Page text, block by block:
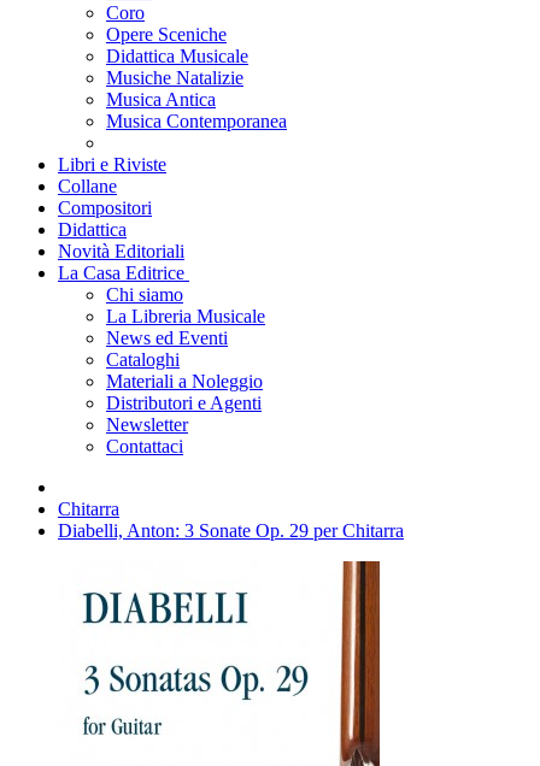
Coro
Opere Sceniche
Didattica Musicale
Musiche Natalizie
Musica Antica
Musica Contemporanea
Libri e Riviste
Collane
Compositori
Didattica
Novità Editoriali
La Casa Editrice
Chi siamo
La Libreria Musicale
News ed Eventi
Cataloghi
Materiali a Noleggio
Distributori e Agenti
Newsletter
Contattaci
Chitarra
Diabelli, Anton: 3 Sonate Op. 29 per Chitarra